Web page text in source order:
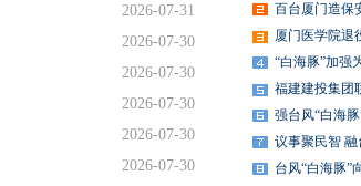
2026-07-31
2026-07-30
2026-07-30
2026-07-30
2026-07-30
2026-07-30
百台厦门造保
厦门医学院退
“白海豚”加强
福建建投集团
强台风“白海
议事聚民智
台风“白海豚”